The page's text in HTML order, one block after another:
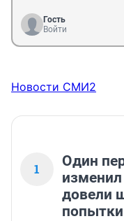
Гость
Войти
Новости СМИ2
1
Один
довели